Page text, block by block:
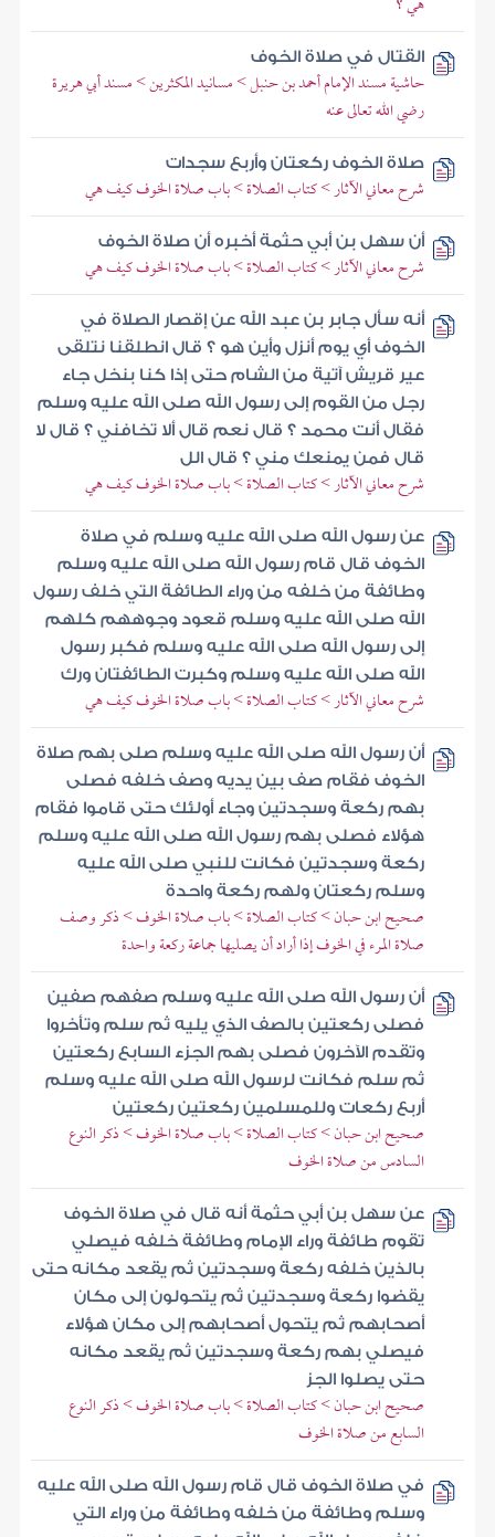
القتال في صلاة الخوف
حاشية مسند الإمام أحمد بن حنبل > مسانيد المكثرين > مسند أبي هريرة
رضي الله تعالى عنه
صلاة الخوف ركعتان وأربع سجدات
شرح معاني الآثار > كتاب الصلاة > باب صلاة الخوف كيف هي
أن سهل بن أبي حثمة أخبره أن صلاة الخوف
شرح معاني الآثار > كتاب الصلاة > باب صلاة الخوف كيف هي
أنه سأل جابر بن عبد الله عن إقصار الصلاة في
الخوف أي يوم أنزل وأين هو ؟ قال انطلقنا نتلقى
عير قريش آتية من الشام حتى إذا كنا بنخل جاء
رجل من القوم إلى رسول الله صلى الله عليه وسلم
فقال أنت محمد ؟ قال نعم قال ألا تخافني ؟ قال لا
قال فمن يمنعك مني ؟ قال الل
شرح معاني الآثار > كتاب الصلاة > باب صلاة الخوف كيف هي
عن رسول الله صلى الله عليه وسلم في صلاة
الخوف قال قام رسول الله صلى الله عليه وسلم
وطائفة من خلفه من وراء الطائفة التي خلف رسول
الله صلى الله عليه وسلم قعود وجوههم كلهم
إلى رسول الله صلى الله عليه وسلم فكبر رسول
الله صلى الله عليه وسلم وكبرت الطائفتان ورك
شرح معاني الآثار > كتاب الصلاة > باب صلاة الخوف كيف هي
أن رسول الله صلى الله عليه وسلم صلى بهم صلاة
الخوف فقام صف بين يديه وصف خلفه فصلى
بهم ركعة وسجدتين وجاء أولئك حتى قاموا فقام
هؤلاء فصلى بهم رسول الله صلى الله عليه وسلم
ركعة وسجدتين فكانت للنبي صلى الله عليه
وسلم ركعتان ولهم ركعة واحدة
صحيح ابن حبان > كتاب الصلاة > باب صلاة الخوف > ذكر وصف
صلاة المرء في الخوف إذا أراد أن يصليها جماعة ركعة واحدة
أن رسول الله صلى الله عليه وسلم صفهم صفين
فصلى ركعتين بالصف الذي يليه ثم سلم وتأخروا
وتقدم الآخرون فصلى بهم الجزء السابع ركعتين
ثم سلم فكانت لرسول الله صلى الله عليه وسلم
أربع ركعات وللمسلمين ركعتين ركعتين
صحيح ابن حبان > كتاب الصلاة > باب صلاة الخوف > ذكر النوع
السادس من صلاة الخوف
عن سهل بن أبي حثمة أنه قال في صلاة الخوف
تقوم طائفة وراء الإمام وطائفة خلفه فيصلي
بالذين خلفه ركعة وسجدتين ثم يقعد مكانه حتى
يقضوا ركعة وسجدتين ثم يتحولون إلى مكان
أصحابهم ثم يتحول أصحابهم إلى مكان هؤلاء
فيصلي بهم ركعة وسجدتين ثم يقعد مكانه
حتى يصلوا الجز
صحيح ابن حبان > كتاب الصلاة > باب صلاة الخوف > ذكر النوع
السابع من صلاة الخوف
في صلاة الخوف قال قام رسول الله صلى الله عليه
وسلم وطائفة من خلفه وطائفة من وراء التي